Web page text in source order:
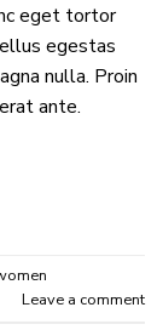
eget tortor
egestas
nulla. Proin
ante.
Leave a comment